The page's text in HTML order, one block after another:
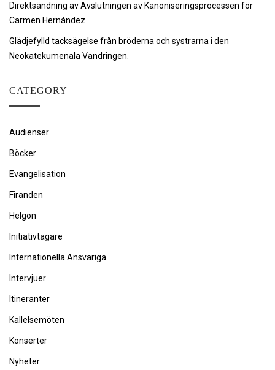
Direktsändning av Avslutningen av Kanoniseringsprocessen för
Carmen Hernández
Glädjefylld tacksägelse från bröderna och systrarna i den
Neokatekumenala Vandringen.
CATEGORY
Audienser
Böcker
Evangelisation
Firanden
Helgon
Initiativtagare
Internationella Ansvariga
Intervjuer
Itineranter
Kallelsemöten
Konserter
Nyheter